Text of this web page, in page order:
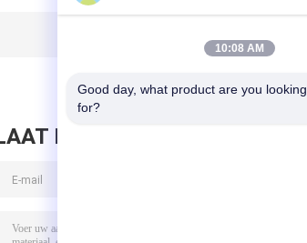
voedselrang voor
BERICHT ACHTER
10:08 AM
Good day, what product are you looking
for?